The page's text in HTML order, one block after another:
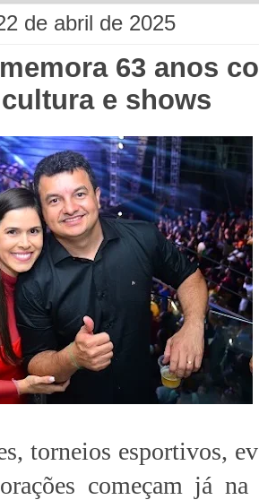
de abril de 2025
63 anos
e shows
torneios esportivos,
começam já